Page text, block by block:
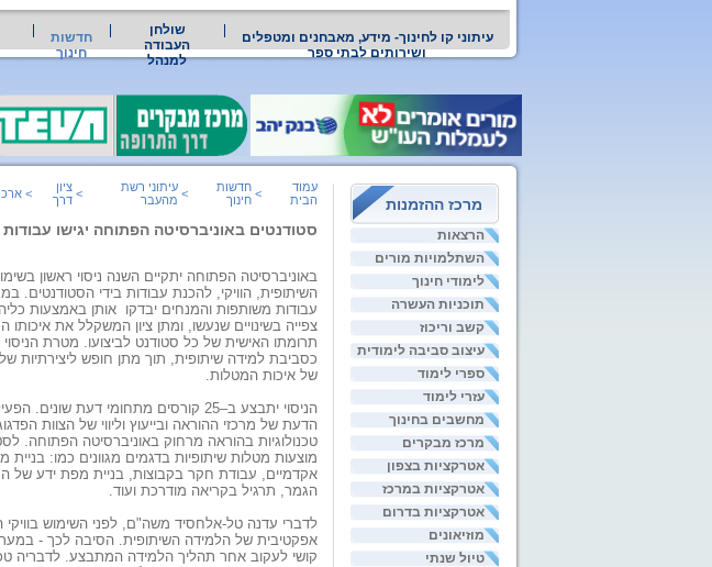
עיתוני קו לחינוך- מידע, מאבחנים ומטפלים
ושירותים לבתי ספר
שולחן
העבודה
למנהל
חדשות
חינוך
מרכז ההזמנות
הרצאות
השתלמויות מורים
לימודי חינוך
תוכניות העשרה
קשב וריכוז
עיצוב סביבה לימודית
ספרי לימוד
עזרי לימוד
מחשבים בחינוך
מרכז מבקרים
אטרקציות בצפון
אטרקציות במרכז
אטרקציות בדרום
מוזיאונים
טיול שנתי
עמוד
הבית
> חדשות
חינוך
> עיתוני רשת
מהעבר
> ציון
דרך
>
סטודנטים באוניברסיטה הפתוחה יגישו עבודות
באוניברסיטה הפתוחה יתקיים השנה ניסוי ראשון
השיתופית, הוויקי, להכנת עבודות בידי הסטודנטים.
עבודות משותפות והמנחים יבדקו אותן באמצעות
צפייה בשינויים שנעשו, ומתן ציון המשקלל את
תרומתו האישית של כל סטודנט לביצועו. מטרת הניסוי
כסביבת למידה שיתופית, תוך מתן חופש ליצירתיות
של איכות המטלות.
הניסוי יתבצע ב–25 קורסים מתחומי דעת
הדעת של מרכזי ההוראה ובייעוץ וליווי של הצוות
טכנולוגיות בהוראה מרחוק באוניברסיטה הפתוחה.
מוצעות מטלות שיתופיות בדגמים מגוונים כמו:
אקדמיים, עבודת חקר בקבוצות, בניית מפת ידע של
הגמר, תרגיל בקריאה מודרכת ועוד.
לדברי עדנה טל-אלחסיד משה"ם, לפני השימוש
אפקטיבית של הלמידה השיתופית. הסיבה לכך -
קושי לעקוב אחר תהליך הלמידה המתבצע. לדבריה